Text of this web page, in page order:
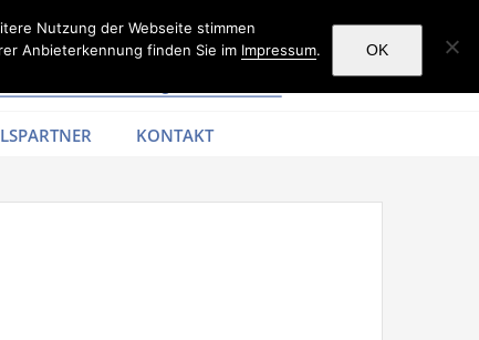
KONTAKT
Nutzung der Webseite stimmen
Anbieterkennung finden Sie im Impressum. OK